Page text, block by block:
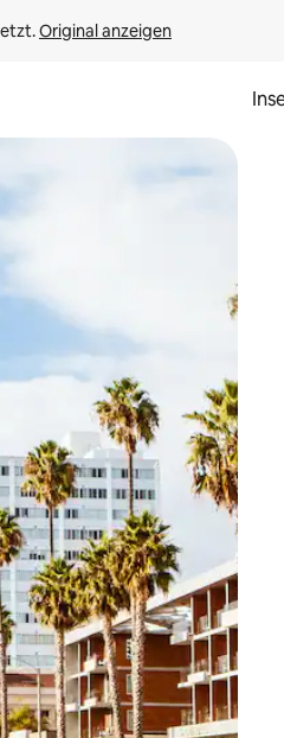
Original anzeigen
Ergebnisse durch Berühren oder